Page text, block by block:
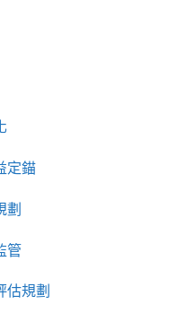
定錨
劃
管
估規劃